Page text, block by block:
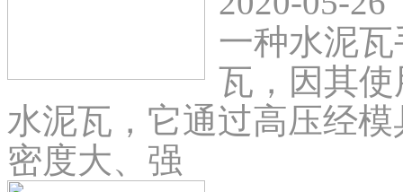
一种水泥
瓦，因其
水泥瓦，它通过高压经
密度大、强